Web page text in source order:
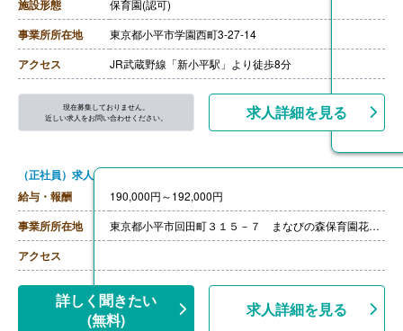
・処遇改善手当 15,000円
・その他手当 9,500円
【賞与】年3回（7月・12月・4月) ※評価・業績によって
変動あり
※それぞれの賞与に合わせ別途、処遇改善金等（各60,00
【通勤手当】あり（全額支給）
【昇給】あり（年1回）
【退職金】あり
施設形態 保育園(認可)
事業所所在地 東京都小平市学園西町3-27-14
アクセス JR武蔵野線「新小平駅」より徒歩8分
現在募集しておりません。
近しい求人をお問い合わせください。
求人詳細を見る
（正社員）求人
給与・報酬
190,000円～192,000円
事業所所在地 東京都小平市回田町３１５－７ まなびの森保育園花小金井
アクセス
詳しく聞きたい
(無料)
求人詳細を見る